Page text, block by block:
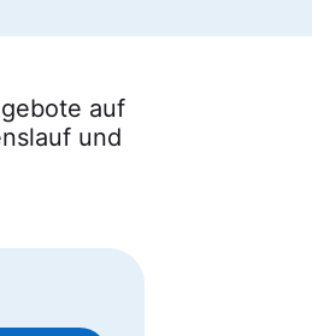
auf
und